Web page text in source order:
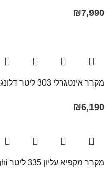
₪7,990
מקרר אינטגרלי 303 ליטר דלונגי DeLonghi דגם DLRI3795
₪6,190